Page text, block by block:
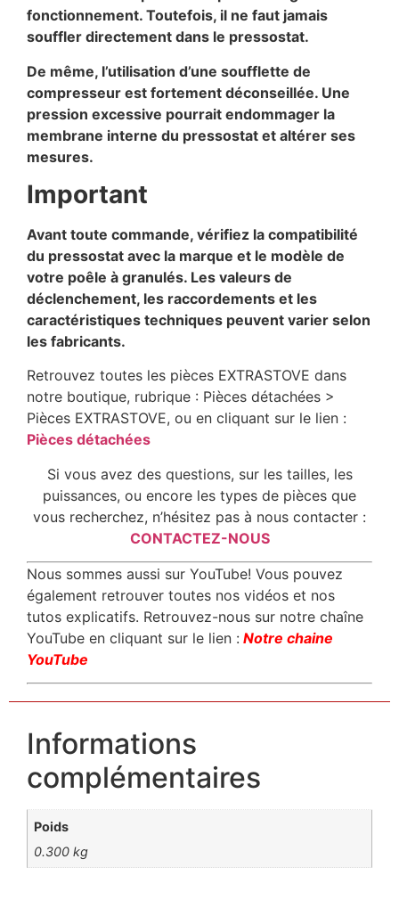
fonctionnement. Toutefois, il ne faut jamais
souffler directement dans le pressostat.
De même, l’utilisation d’une soufflette de
compresseur est fortement déconseillée. Une
pression excessive pourrait endommager la
membrane interne du pressostat et altérer ses
mesures.
Important
Avant toute commande, vérifiez la compatibilité
du pressostat avec la marque et le modèle de
votre poêle à granulés. Les valeurs de
déclenchement, les raccordements et les
caractéristiques techniques peuvent varier selon
les fabricants.
Retrouvez toutes les pièces EXTRASTOVE dans
notre boutique, rubrique : Pièces détachées >
Pièces EXTRASTOVE, ou en cliquant sur le lien :
Pièces détachées
Si vous avez des questions, sur les tailles, les
puissances, ou encore les types de pièces que
vous recherchez, n’hésitez pas à nous contacter :
CONTACTEZ-NOUS
Nous sommes aussi sur YouTube! Vous pouvez
également retrouver toutes nos vidéos et nos
tutos explicatifs. Retrouvez-nous sur notre chaîne
YouTube en cliquant sur le lien : Notre chaine
YouTube
Informations
complémentaires
Poids
0.300 kg